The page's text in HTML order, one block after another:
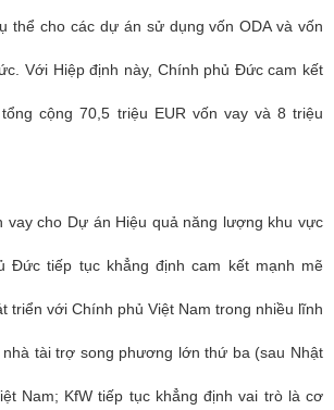
thể cho các dự án sử dụng vốn ODA và vốn
Với Hiệp định này, Chính phủ Đức cam kết
cộng 70,5 triệu EUR vốn vay và 8 triệu
vay cho Dự án Hiệu quả năng lượng khu vực
Đức tiếp tục khẳng định cam kết mạnh mẽ
triển với Chính phủ Việt Nam trong nhiều lĩnh
tài trợ song phương lớn thứ ba (sau Nhật
Nam; KfW tiếp tục khẳng định vai trò là cơ